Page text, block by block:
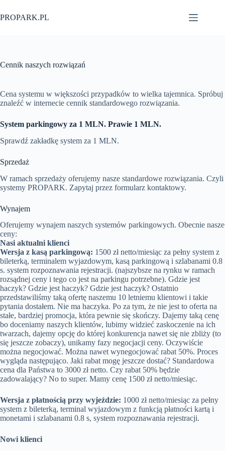
do
treści
PROPARK.PL
Cennik naszych rozwiązań
Cena systemu w większości przypadków to wielka tajemnica. Spróbuj
znaleźć w internecie cennik standardowego rozwiązania.
System parkingowy za 1 MLN. Prawie 1 MLN.
Sprawdź zakładkę system za 1 MLN.
Sprzedaż
W ramach sprzedaży oferujemy nasze standardowe rozwiązania. Czyli
systemy PROPARK. Zapytaj przez formularz kontaktowy.
Wynajem
Oferujemy wynajem naszych systemów parkingowych. Obecnie nasze
ceny:
Nasi aktualni klienci
Wersja z kasą parkingową: 1500 zł netto/miesiąc za pełny system z
bileterką, terminalem wyjazdowym, kasą parkingową i szlabanami 0.8
s. system rozpoznawania rejestracji. (najszybsze na rynku w ramach
rozsądnej ceny i tego co jest na parkingu potrzebne). Gdzie jest
haczyk? Gdzie jest haczyk? Gdzie jest haczyk? Ostatnio
przedstawiliśmy taką ofertę naszemu 10 letniemu klientowi i takie
pytania dostałem. Nie ma haczyka. Po za tym, że nie jest to oferta na
stałe, bardziej promocja, która pewnie się skończy. Dajemy taką cenę
bo doceniamy naszych klientów, lubimy widzieć zaskoczenie na ich
twarzach, dajemy opcję do której konkurencja nawet się nie zbliży (to
się jeszcze zobaczy), unikamy fazy negocjacji ceny. Oczywiście
można negocjować. Można nawet wynegocjować rabat 50%. Proces
wygląda następująco. Jaki rabat mogę jeszcze dostać? Standardowa
cena dla Państwa to 3000 zł netto. Czy rabat 50% będzie
zadowalający? No to super. Mamy cenę 1500 zł netto/miesiąc.
Wersja z płatnością przy wyjeździe: 1000 zł netto/miesiąc za pełny
system z bileterką, terminal wyjazdowym z funkcją płatności kartą i
monetami i szlabanami 0.8 s, system rozpoznawania rejestracji.
Nowi klienci